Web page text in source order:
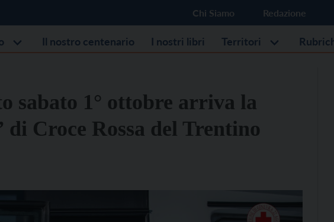
Chi Siamo Redazione
Il nostro centenario I nostri libri Territori
sabato 1° ottobre arriva la
Croce Rossa del Trentino